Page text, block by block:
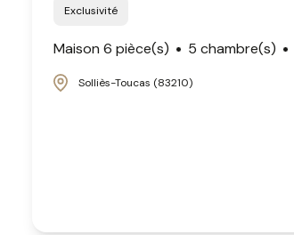
Exclusivité
Maison 6 pièce(s) 5 chambre(s)
Solliès-Toucas (83210)